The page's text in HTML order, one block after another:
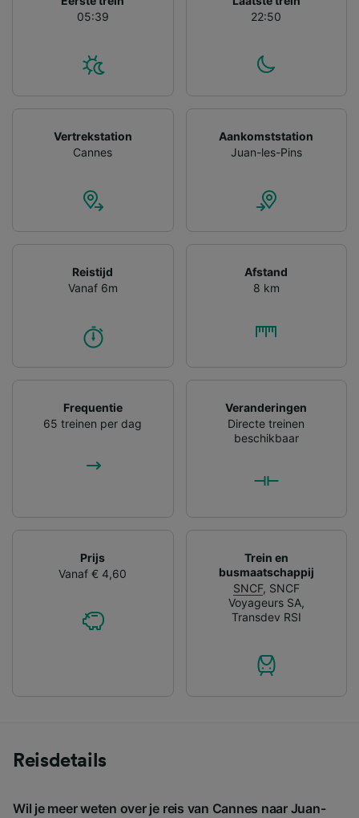
05:39
22:50
Vertrekstation
Cannes
Aankomststation
Juan-les-Pins
Reistijd
Vanaf 6m
Afstand
8 km
Frequentie
65 treinen per dag
Veranderingen
Directe treinen
beschikbaar
Prijs
Vanaf € 4,60
Trein en
busmaatschappij
SNCF, SNCF
Voyageurs SA,
Transdev RSI
Reisdetails
Wil je meer weten over je reis van Cannes naar Juan-
gevraagd om je niet te volgen.
voor de volgende doeleinden:
Precieze geolocatiegegevens gebruiken. De
apparaatkenmerken actief scannen ter
identificatie. Informatie op een apparaat
advertenties en content, advertentie- en
contentmetingen, doelgroepenonderzoek en
Partnerlijst (derden)